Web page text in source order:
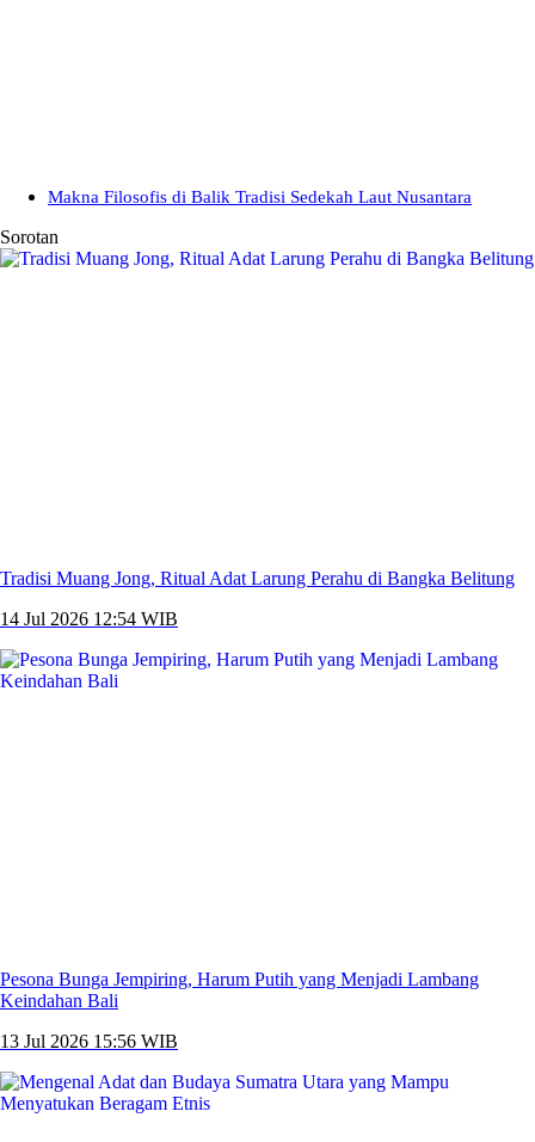
Makna Filosofis di Balik Tradisi Sedekah Laut Nusantara
Sorotan
Tradisi Muang Jong, Ritual Adat Larung Perahu di Bangka Belitung
14 Jul 2026 12:54 WIB
Pesona Bunga Jempiring, Harum Putih yang Menjadi Lambang
Keindahan Bali
13 Jul 2026 15:56 WIB